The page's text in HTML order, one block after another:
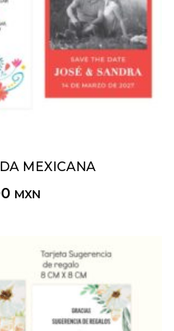
MEXICANA
MXN